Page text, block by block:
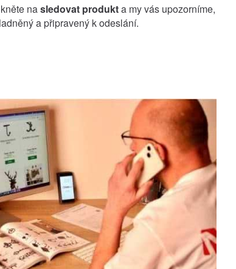
nasledovat produkta my vás upozorníme,
a připravený k odeslání.